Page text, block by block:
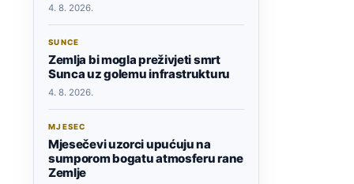
4. 8. 2026.
SUNCE
Zemlja bi mogla preživjeti smrt
Sunca uz golemu infrastrukturu
4. 8. 2026.
MJESEC
Mjesečevi uzorci upućuju na
sumporom bogatu atmosferu rane
Zemlje